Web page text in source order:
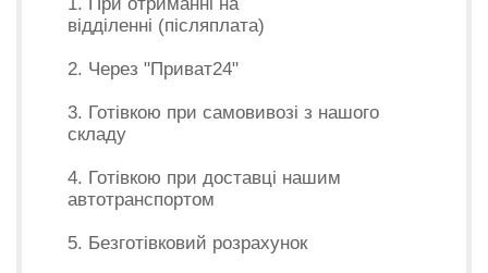
відділенні (післяплата)
2. Через "Приват24"
3. Готівкою при самовивозі з нашого
складу
4. Готівкою при доставці нашим
автотранспортом
5. Безготівковий розрахунок